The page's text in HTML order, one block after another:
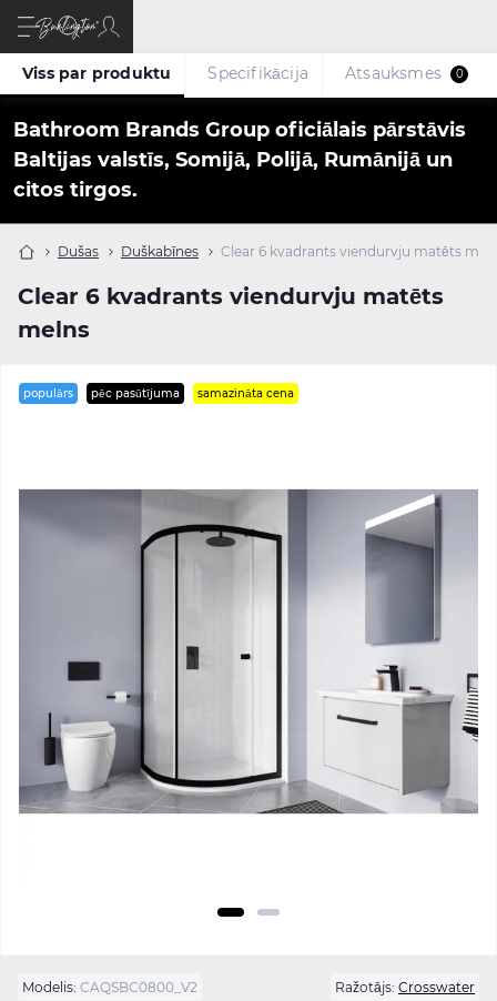
Bathroom Brands Group oficiālais pārstāvis
Baltijas valstīs, Somijā, Polijā, Rumānijā un
citos tirgos.
Dušas Duškabīnes Clear 6 kvadrants viendurvju matēts
Clear 6 kvadrants viendurvju matēts
melns
Viss par produktu Specifikācija Atsauksmes 0
populārs pēc pasūtījuma samazināta cena
Modelis: CAQSBC0800_V2 Ražotājs: Crosswater